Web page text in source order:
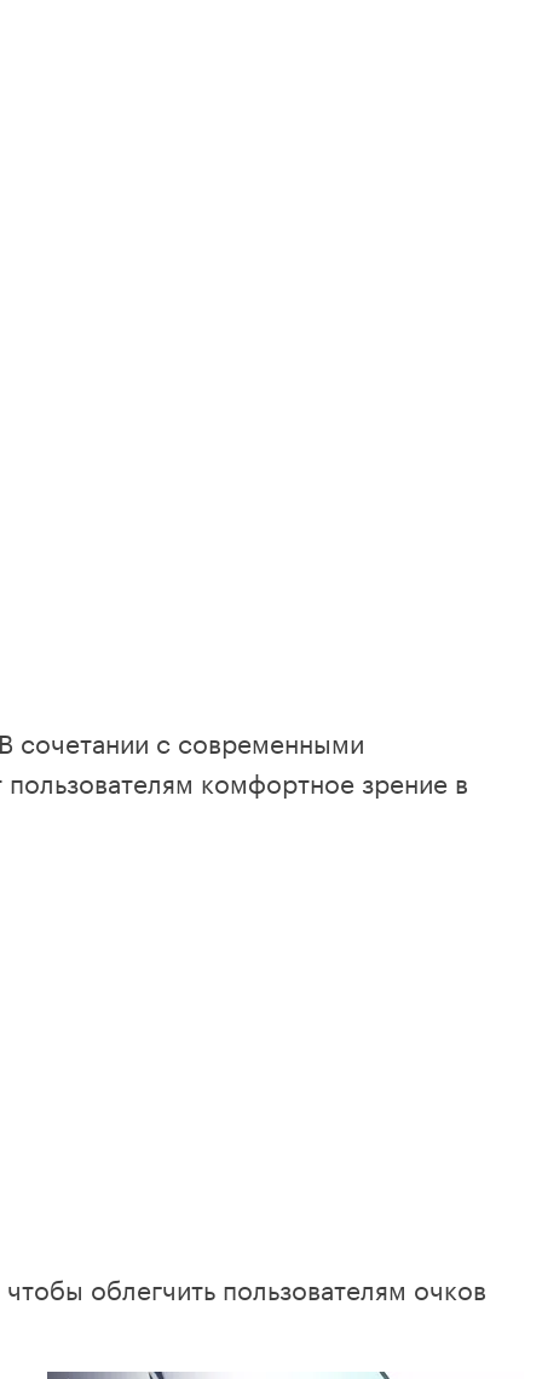
сочетании с современными
комфортное зрение в
облегчить пользователям очков